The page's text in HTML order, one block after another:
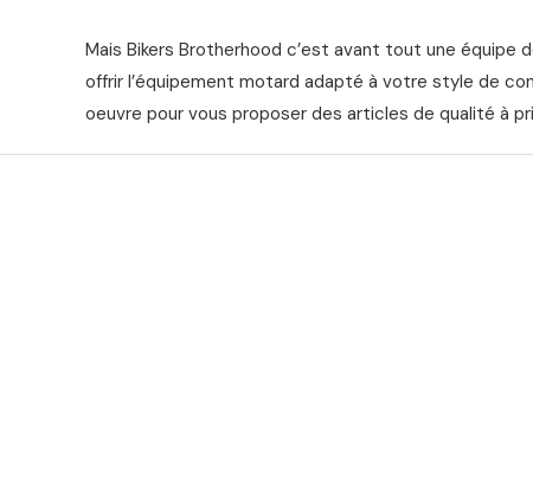
Mais Bikers Brotherhood c’est avant tout une
offrir l’équipement motard adapté à votre style de
oeuvre pour vous proposer des articles de qualité à